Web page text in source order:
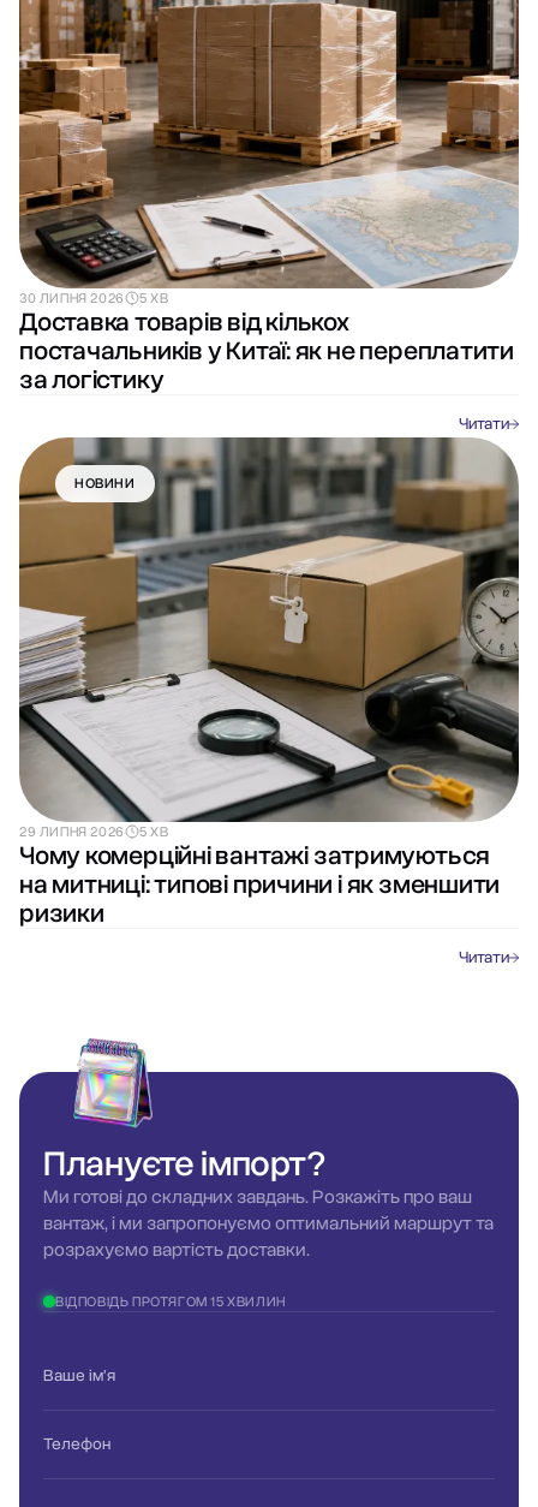
30 ЛИПНЯ 2026 5 ХВ
Доставка товарів від кількох
постачальників у Китаї: як не переплатити
за логістику
Читати
НОВИНИ
29 ЛИПНЯ 2026 5 ХВ
Чому комерційні вантажі затримуються
на митниці: типові причини і як зменшити
ризики
Читати
Плануєтеімпорт?
Ми готові до складних завдань. Розкажіть про ваш
вантаж, і ми запропонуємо оптимальний маршрут та
розрахуємо вартість доставки.
ВІДПОВІДЬ ПРОТЯГОМ 15 ХВИЛИН
Ваше ім'я
Телефон